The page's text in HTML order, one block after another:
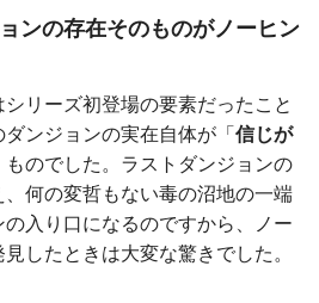
ンの存在そのものがノーヒン
リーズ初登場の要素だったこと
ンジョンの実在自体が「信じが
ものでした。ラストダンジョンの
何の変哲もない毒の沼地の一端
入り口になるのですから、ノー
したときは大変な驚きでした。